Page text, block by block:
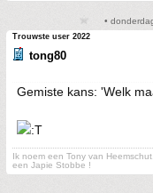
•
Trouwste user 2022
tong80
Gemiste kans: 'Welk
Ik noem een Tony van
een Japie Stobbe !